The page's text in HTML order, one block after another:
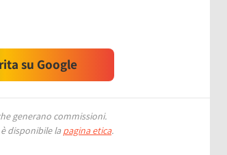
su Google
generano commissioni.
disponibile la pagina etica.